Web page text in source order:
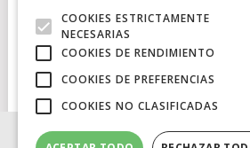
Política de Cookies
Clausula de afiliación
Si no quieres perderte ninguna
COOKIES ESTRICTAMENTE
NECESARIAS
COOKIES DE RENDIMIENTO
COOKIES DE PREFERENCIAS
COOKIES NO CLASIFICADAS